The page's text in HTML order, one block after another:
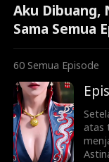
g Sama
Aku Dibuang,
Sama Semua
60 Semua Episode
atas